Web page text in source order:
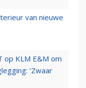
van nieuwe
KLM E&M om
‘Zwaar